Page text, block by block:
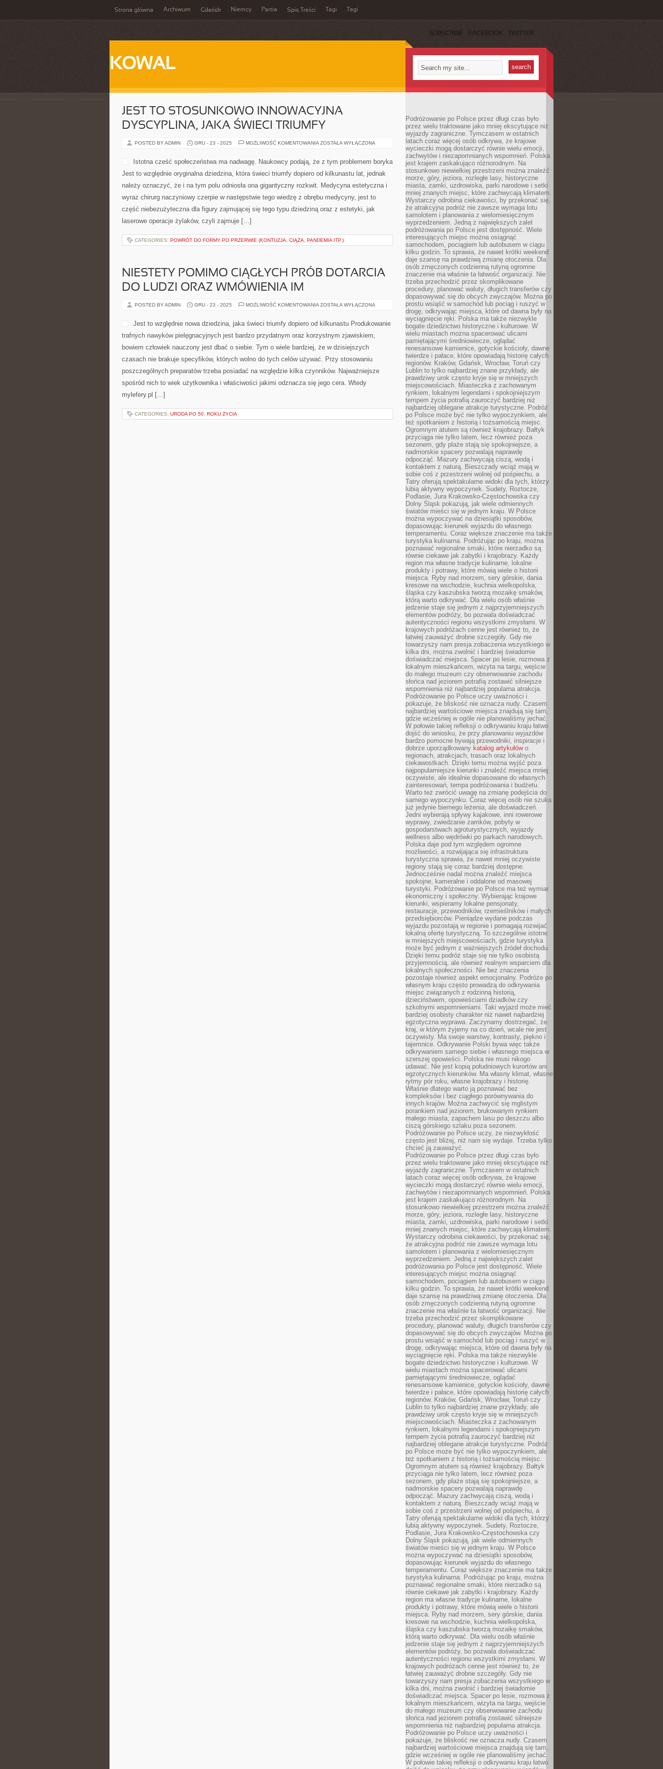
Strona główna Archiwum Gdańsk Niemcy Partia Spis Treści Tagi Tagi
SUBSCRIBE FACEBOOK TWITTER
KOWAL
JEST TO STOSUNKOWO INNOWACYJNA
DYSCYPLINA, JAKA ŚWIECI TRIUMFY
POSTED BY ADMIN GRU - 23 - 2025 MOŻLIWOŚĆ KOMENTOWANIA JEST
INNOWACYJNA
DYSCYPLINA,
ŚWIECI
ZOSTAŁA WYŁĄCZONA
Istotna cześć społeczeństwa ma nadwagę. Naukowcy podają, że z tym problemem boryka
Jest to względnie oryginalna dziedzina, która świeci triumfy dopiero od kilkunastu lat, jednak
należy oznaczyć, że i na tym polu odniosła ona gigantyczny rozkwit. Medycyna estetyczna i
wyraz chirurg naczyniowy czerpie w następstwie tego wiedzę z obrębu medycyny, jest to
część niebezużyteczna dla figury zajmującej się tego typu dziedziną oraz z estetyki, jak
laserowe operacje żylaków, czyli zajmuje […]
CATEGORIES: POWRÓT DO FORMY PO PRZERWIE (KONTUZJA, CIĄŻA, PANDEMIA ITP.)
NIESTETY POMIMO CIĄGŁYCH PRÓB DOTARCIA
DO LUDZI ORAZ WMÓWIENIA IM
POSTED BY ADMIN GRU - 23 - 2025 MOŻLIWOŚĆ KOMENTOWANIA NIESTETY
PRÓB
DOTARCIA
LUDZI
WMÓWIENIA
ZOSTAŁA WYŁĄCZONA
Jest to względnie nowa dziedzina, jaka świeci triumfy dopiero od kilkunastu Produkowanie
trafnych nawyków pielęgnacyjnych jest bardzo przydatnym oraz korzystnym zjawiskiem,
bowiem człowiek nauczony jest dbać o siebie. Tym o wiele bardziej, że w dzisiejszych
czasach nie brakuje specyfików, których wolno do tych celów używać. Przy stosowaniu
poszczególnych preparatów trzeba posiadać na względzie kilka czynników. Najważniejsze
spośród nich to wiek użytkownika i właściwości jakimi odznacza się jego cera. Wtedy
mylefery.pl […]
CATEGORIES: URODA PO 50. ROKU ŻYCIA
Podróżowanie po Polsce przez długi czas było
przez wielu traktowane jako mniej ekscytujące niż
wyjazdy zagraniczne. Tymczasem w ostatnich
latach coraz więcej osób odkrywa, że krajowe
wycieczki mogą dostarczyć równie wielu emocji,
zachwytów i niezapomnianych wspomnień. Polska
jest krajem zaskakująco różnorodnym. Na
stosunkowo niewielkiej przestrzeni można znaleźć
morze, góry, jeziora, rozległe lasy, historyczne
miasta, zamki, uzdrowiska, parki narodowe i setki
mniej znanych miejsc, które zachwycają klimatem.
Wystarczy odrobina ciekawości, by przekonać się,
że atrakcyjna podróż nie zawsze wymaga lotu
samolotem i planowania z wielomiesięcznym
wyprzedzeniem. Jedną z największych zalet
podróżowania po Polsce jest dostępność. Wiele
interesujących miejsc można osiągnąć
samochodem, pociągiem lub autobusem w ciągu
kilku godzin. To sprawia, że nawet krótki weekend
daje szansę na prawdziwą zmianę otoczenia. Dla
osób zmęczonych codzienną rutyną ogromne
znaczenie ma właśnie ta łatwość organizacji. Nie
trzeba przechodzić przez skomplikowane
procedury, planować waluty, długich transferów czy
dopasowywać się do obcych zwyczajów. Można po
prostu wsiąść w samochód lub pociąg i ruszyć w
drogę, odkrywając miejsca, które od dawna były na
wyciągnięcie ręki. Polska ma także niezwykle
bogate dziedzictwo historyczne i kulturowe. W
wielu miastach można spacerować ulicami
pamiętającymi średniowiecze, oglądać
renesansowe kamienice, gotyckie kościoły, dawne
twierdze i pałace, które opowiadają historię całych
regionów. Kraków, Gdańsk, Wrocław, Toruń czy
Lublin to tylko najbardziej znane przykłady, ale
prawdziwy urok często kryje się w mniejszych
miejscowościach. Miasteczka z zachowanym
rynkiem, lokalnymi legendami i spokojniejszym
tempem życia potrafią zauroczyć bardziej niż
najbardziej oblegane atrakcje turystyczne. Podróż
po Polsce może być nie tylko wypoczynkiem, ale
też spotkaniem z historią i tożsamością miejsc.
Ogromnym atutem są również krajobrazy. Bałtyk
przyciąga nie tylko latem, lecz również poza
sezonem, gdy plaże stają się spokojniejsze, a
nadmorskie spacery pozwalają naprawdę
odpocząć. Mazury zachwycają ciszą, wodą i
kontaktem z naturą. Bieszczady wciąż mają w
sobie coś z przestrzeni wolnej od pośpiechu, a
Tatry oferują spektakularne widoki dla tych, którzy
lubią aktywny wypoczynek. Sudety, Roztocze,
Podlasie, Jura Krakowsko-Częstochowska czy
Dolny Śląsk pokazują, jak wiele odmiennych
światów mieści się w jednym kraju. W Polsce
można wypoczywać na dziesiątki sposobów,
dopasowując kierunek wyjazdu do własnego
temperamentu. Coraz większe znaczenie ma także
turystyka kulinarna. Podróżując po kraju, można
poznawać regionalne smaki, które nierzadko są
równie ciekawe jak zabytki i krajobrazy. Każdy
region ma własne tradycje kulinarne, lokalne
produkty i potrawy, które mówią wiele o historii
miejsca. Ryby nad morzem, sery górskie, dania
kresowe na wschodzie, kuchnia wielkopolska,
śląska czy kaszubska tworzą mozaikę smaków,
którą warto odkrywać. Dla wielu osób właśnie
jedzenie staje się jednym z najprzyjemniejszych
elementów podróży, bo pozwala doświadczać
autentyczności regionu wszystkimi zmysłami. W
krajowych podróżach cenne jest również to, że
łatwiej zauważyć drobne szczegóły. Gdy nie
towarzyszy nam presja zobaczenia wszystkiego w
kilka dni, można zwolnić i bardziej świadomie
doświadczać miejsca. Spacer po lesie, rozmowa z
lokalnym mieszkańcem, wizyta na targu, wejście
do małego muzeum czy obserwowanie zachodu
słońca nad jeziorem potrafią zostawić silniejsze
wspomnienia niż najbardziej popularna atrakcja.
Podróżowanie po Polsce uczy uważności i
pokazuje, że bliskość nie oznacza nudy. Czasem
najbardziej wartościowe miejsca znajdują się tam,
gdzie wcześniej w ogóle nie planowaliśmy jechać.
W połowie takiej refleksji o odkrywaniu kraju łatwo
dojść do wniosku, że przy planowaniu wyjazdów
bardzo pomocne bywają przewodniki, inspiracje i
dobrze uporządkowany katalog artykułówo
regionach, atrakcjach, trasach oraz lokalnych
ciekawostkach. Dzięki temu można wyjść poza
najpopularniejsze kierunki i znaleźć miejsca mniej
oczywiste, ale idealnie dopasowane do własnych
zainteresowań, tempa podróżowania i budżetu.
Warto też zwrócić uwagę na zmianę podejścia do
samego wypoczynku. Coraz więcej osób nie szuka
już jedynie biernego leżenia, ale doświadczeń.
Jedni wybierają spływy kajakowe, inni rowerowe
wyprawy, zwiedzanie zamków, pobyty w
gospodarstwach agroturystycznych, wyjazdy
wellness albo wędrówki po parkach narodowych.
Polska daje pod tym względem ogromne
możliwości, a rozwijająca się infrastruktura
turystyczna sprawia, że nawet mniej oczywiste
regiony stają się coraz bardziej dostępne.
Jednocześnie nadal można znaleźć miejsca
spokojne, kameralne i oddalone od masowej
turystyki. Podróżowanie po Polsce ma też wymiar
ekonomiczny i społeczny. Wybierając krajowe
kierunki, wspieramy lokalne pensjonaty,
restauracje, przewodników, rzemieślników i małych
przedsiębiorców. Pieniądze wydane podczas
wyjazdu pozostają w regionie i pomagają rozwijać
lokalną ofertę turystyczną. To szczególnie istotne
w mniejszych miejscowościach, gdzie turystyka
może być jednym z ważniejszych źródeł dochodu.
Dzięki temu podróż staje się nie tylko osobistą
przyjemnością, ale również realnym wsparciem dla
lokalnych społeczności. Nie bez znaczenia
pozostaje również aspekt emocjonalny. Podróże po
własnym kraju często prowadzą do odkrywania
miejsc związanych z rodzinną historią,
dzieciństwem, opowieściami dziadków czy
szkolnymi wspomnieniami. Taki wyjazd może mieć
bardziej osobisty charakter niż nawet najbardziej
egzotyczna wyprawa. Zaczynamy dostrzegać, że
kraj, w którym żyjemy na co dzień, wcale nie jest
oczywisty. Ma swoje warstwy, kontrasty, piękno i
tajemnice. Odkrywanie Polski bywa więc także
odkrywaniem samego siebie i własnego miejsca w
szerszej opowieści. Polska nie musi nikogo
udawać. Nie jest kopią południowych kurortów ani
egzotycznych kierunków. Ma własny klimat, własne
rytmy pór roku, własne krajobrazy i historię.
Właśnie dlatego warto ją poznawać bez
kompleksów i bez ciągłego porównywania do
innych krajów. Można zachwycić się mglistym
porankiem nad jeziorem, brukowanym rynkiem
małego miasta, zapachem lasu po deszczu albo
ciszą górskiego szlaku poza sezonem.
Podróżowanie po Polsce uczy, że niezwykłość
często jest bliżej, niż nam się wydaje. Trzeba tylko
chcieć ją zauważyć.
Podróżowanie po Polsce przez długi czas było
przez wielu traktowane jako mniej ekscytujące niż
wyjazdy zagraniczne. Tymczasem w ostatnich
latach coraz więcej osób odkrywa, że krajowe
wycieczki mogą dostarczyć równie wielu emocji,
zachwytów i niezapomnianych wspomnień. Polska
jest krajem zaskakująco różnorodnym. Na
stosunkowo niewielkiej przestrzeni można znaleźć
morze, góry, jeziora, rozległe lasy, historyczne
miasta, zamki, uzdrowiska, parki narodowe i setki
mniej znanych miejsc, które zachwycają klimatem.
Wystarczy odrobina ciekawości, by przekonać się,
że atrakcyjna podróż nie zawsze wymaga lotu
samolotem i planowania z wielomiesięcznym
wyprzedzeniem. Jedną z największych zalet
podróżowania po Polsce jest dostępność. Wiele
interesujących miejsc można osiągnąć
samochodem, pociągiem lub autobusem w ciągu
kilku godzin. To sprawia, że nawet krótki weekend
daje szansę na prawdziwą zmianę otoczenia. Dla
osób zmęczonych codzienną rutyną ogromne
znaczenie ma właśnie ta łatwość organizacji. Nie
trzeba przechodzić przez skomplikowane
procedury, planować waluty, długich transferów czy
dopasowywać się do obcych zwyczajów. Można po
prostu wsiąść w samochód lub pociąg i ruszyć w
drogę, odkrywając miejsca, które od dawna były na
wyciągnięcie ręki. Polska ma także niezwykle
bogate dziedzictwo historyczne i kulturowe. W
wielu miastach można spacerować ulicami
pamiętającymi średniowiecze, oglądać
renesansowe kamienice, gotyckie kościoły, dawne
twierdze i pałace, które opowiadają historię całych
regionów. Kraków, Gdańsk, Wrocław, Toruń czy
Lublin to tylko najbardziej znane przykłady, ale
prawdziwy urok często kryje się w mniejszych
miejscowościach. Miasteczka z zachowanym
rynkiem, lokalnymi legendami i spokojniejszym
tempem życia potrafią zauroczyć bardziej niż
najbardziej oblegane atrakcje turystyczne. Podróż
po Polsce może być nie tylko wypoczynkiem, ale
też spotkaniem z historią i tożsamością miejsc.
Ogromnym atutem są również krajobrazy. Bałtyk
przyciąga nie tylko latem, lecz również poza
sezonem, gdy plaże stają się spokojniejsze, a
nadmorskie spacery pozwalają naprawdę
odpocząć. Mazury zachwycają ciszą, wodą i
kontaktem z naturą. Bieszczady wciąż mają w
sobie coś z przestrzeni wolnej od pośpiechu, a
Tatry oferują spektakularne widoki dla tych, którzy
lubią aktywny wypoczynek. Sudety, Roztocze,
Podlasie, Jura Krakowsko-Częstochowska czy
Dolny Śląsk pokazują, jak wiele odmiennych
światów mieści się w jednym kraju. W Polsce
można wypoczywać na dziesiątki sposobów,
dopasowując kierunek wyjazdu do własnego
temperamentu. Coraz większe znaczenie ma także
turystyka kulinarna. Podróżując po kraju, można
poznawać regionalne smaki, które nierzadko są
równie ciekawe jak zabytki i krajobrazy. Każdy
region ma własne tradycje kulinarne, lokalne
produkty i potrawy, które mówią wiele o historii
miejsca. Ryby nad morzem, sery górskie, dania
kresowe na wschodzie, kuchnia wielkopolska,
śląska czy kaszubska tworzą mozaikę smaków,
którą warto odkrywać. Dla wielu osób właśnie
jedzenie staje się jednym z najprzyjemniejszych
elementów podróży, bo pozwala doświadczać
autentyczności regionu wszystkimi zmysłami. W
krajowych podróżach cenne jest również to, że
łatwiej zauważyć drobne szczegóły. Gdy nie
towarzyszy nam presja zobaczenia wszystkiego w
kilka dni, można zwolnić i bardziej świadomie
doświadczać miejsca. Spacer po lesie, rozmowa z
lokalnym mieszkańcem, wizyta na targu, wejście
do małego muzeum czy obserwowanie zachodu
słońca nad jeziorem potrafią zostawić silniejsze
wspomnienia niż najbardziej popularna atrakcja.
Podróżowanie po Polsce uczy uważności i
pokazuje, że bliskość nie oznacza nudy. Czasem
najbardziej wartościowe miejsca znajdują się tam,
gdzie wcześniej w ogóle nie planowaliśmy jechać.
W połowie takiej refleksji o odkrywaniu kraju łatwo